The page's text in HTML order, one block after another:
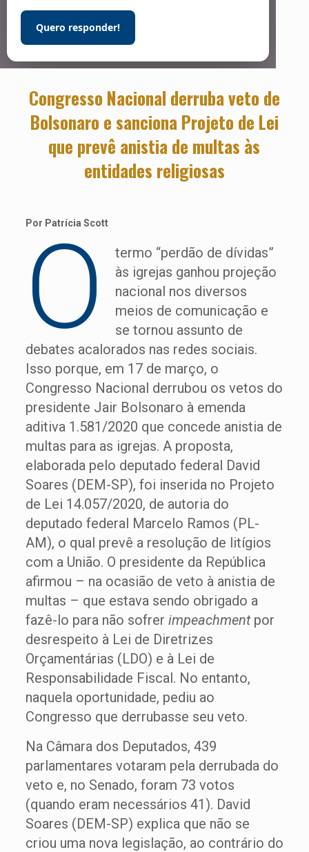
Quero responder!autuadas
Congresso Nacional derruba veto de
Bolsonaro e sanciona Projeto de Lei
que prevê anistia de multas às
entidades religiosas
Por Patrícia Scott
O
termo “perdão de dívidas”
às igrejas ganhou projeção
nacional nos diversos
meios de comunicação e
se tornou assunto de
debates acalorados nas redes sociais.
Isso porque, em 17 de março, o
Congresso Nacional derrubou os vetos do
presidente Jair Bolsonaro à emenda
aditiva 1.581/2020 que concede anistia de
multas para as igrejas. A proposta,
elaborada pelo deputado federal David
Soares (DEM-SP), foi inserida no Projeto
de Lei 14.057/2020, de autoria do
deputado federal Marcelo Ramos (PL-
AM), o qual prevê a resolução de litígios
com a União. O presidente da República
afirmou – na ocasião de veto à anistia de
multas – que estava sendo obrigado a
fazê-lo para não sofrer impeachment por
desrespeito à Lei de Diretrizes
Orçamentárias (LDO) e à Lei de
Responsabilidade Fiscal. No entanto,
naquela oportunidade, pediu ao
Congresso que derrubasse seu veto.
Na Câmara dos Deputados, 439
parlamentares votaram pela derrubada do
veto e, no Senado, foram 73 votos
(quando eram necessários 41). David
Soares (DEM-SP) explica que não se
criou uma nova legislação, ao contrário do